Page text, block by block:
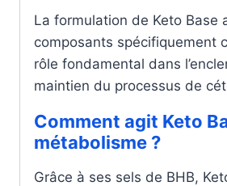
La formulation de Keto Base
composants spécifiquement
rôle fondamental dans
maintien du processus de
Comment agit Keto
métabolisme ?
Grâce à ses sels de BHB,